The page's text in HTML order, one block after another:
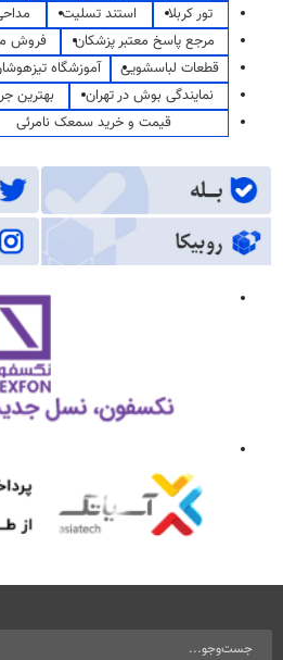
تور کربلا
استند تسلیت
مرجع پاسخ معتبر پزشکان
فروش
قطعات لباسشویی
آموزشگاه
نمایندگی بوش در تهران
بهترین
قیمت و خرید سمعک نامرئی